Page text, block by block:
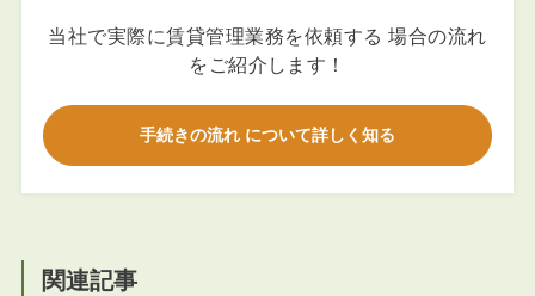
当社で実際に賃貸管理業務を依頼する 場合の流れ
をご紹介します！
手続きの流れ について詳しく知る
関連記事